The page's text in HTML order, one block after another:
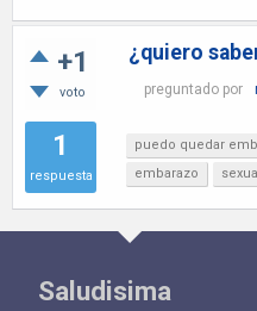
+1
voto
1
respuesta
¿quiero
preguntado por
puedo quedar
embarazo
Saludisima